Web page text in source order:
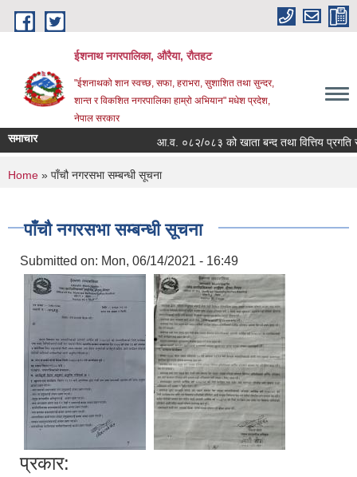
Skip to main content
ईशनाथ नगरपालिका, औरैया, रौतहट
"ईशनाथको शान स्वच्छ, सफा, हराभरा, सुशाशित तथा सुन्दर,
शान्त र विकशित नगरपालिका हाम्रो अभियान" मधेश प्रदेश,
नेपाल सरकार
समाचार आ.व. ०८२/०८३ को खाता बन्द तथा वित्तिय प्रगति
You are here
Home » पाँचौ नगरसभा सम्बन्धी सूचना
पाँचौ नगरसभा सम्बन्धी सूचना
Submitted on: Mon, 06/14/2021 - 16:49
प्रकार: